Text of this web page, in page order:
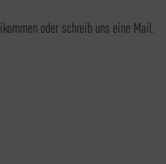
oder schreib uns eine Mail.